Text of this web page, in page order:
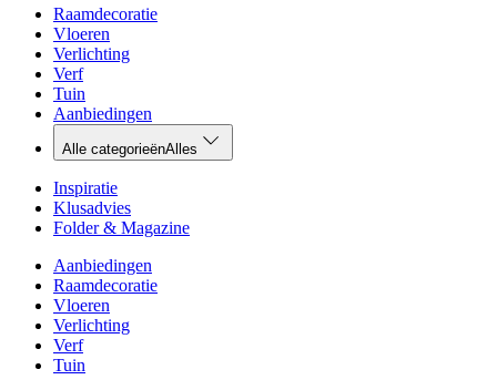
Raamdecoratie
Vloeren
Verlichting
Verf
Tuin
Aanbiedingen
Alle categorieënAlles
Inspiratie
Klusadvies
Folder & Magazine
Aanbiedingen
Raamdecoratie
Vloeren
Verlichting
Verf
Tuin